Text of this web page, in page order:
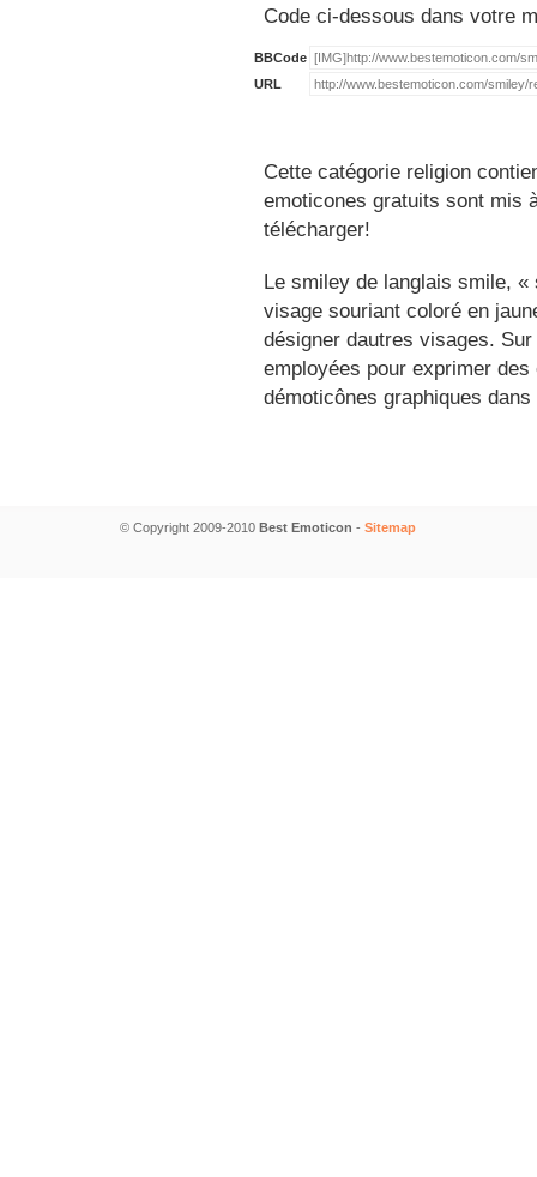
Code ci-dessous dans votre
BBCode
URL
Cette catégorie religion
emoticones gratuits sont mis
télécharger!
Le smiley de langlais smile,
visage souriant coloré en
désigner dautres visages.
employées pour exprimer
démoticônes graphiques
© Copyright 2009-2010 Best Emoticon - Sitemap